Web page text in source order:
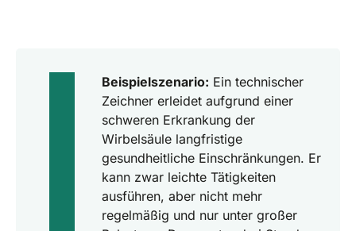
Beispielszenario: Ein technischer
Zeichner erleidet aufgrund einer
schweren Erkrankung der
Wirbelsäule langfristige
gesundheitliche Einschränkungen. Er
kann zwar leichte Tätigkeiten
ausführen, aber nicht mehr
regelmäßig und nur unter großer